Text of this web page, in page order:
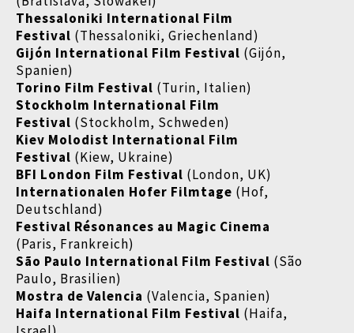
Thessaloniki International Film
Festival (Thessaloniki, Griechenland)
Gijón International Film Festival (Gijón,
Spanien)
Torino Film Festival (Turin, Italien)
Stockholm International Film
Festival (Stockholm, Schweden)
Kiev Molodist International Film
Festival (Kiew, Ukraine)
BFI London Film Festival (London, UK)
Internationalen Hofer Filmtage (Hof,
Deutschland)
Festival Résonances au Magic Cinema
(Paris, Frankreich)
São Paulo International Film Festival (São
Paulo, Brasilien)
Mostra de Valencia (Valencia, Spanien)
Haifa International Film Festival (Haifa,